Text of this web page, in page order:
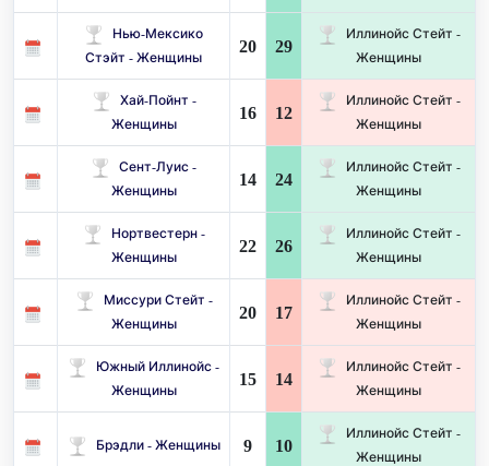
Нью-Мексико
Стэйт - Женщины
20 29
Иллинойс Стейт -
Женщины
Хай-Пойнт -
Женщины
16 12
Иллинойс Стейт -
Женщины
Сент-Луис -
Женщины
14 24
Иллинойс Стейт -
Женщины
Нортвестерн -
Женщины
22 26
Иллинойс Стейт -
Женщины
Миссури Стейт -
Женщины
20 17
Иллинойс Стейт -
Женщины
Южный Иллинойс -
Женщины
15 14
Иллинойс Стейт -
Женщины
Брэдли - Женщины 9 10
Иллинойс Стейт -
Женщины